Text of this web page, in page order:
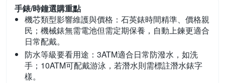
手錶/時鐘選購重點
機芯類型影響維護與價格： 石英錶時間精準、價格親
民；機械錶無需電池但需定期保養，自動上鍊更適合
日常配戴。
防水等級要看用途： 3ATM適合日常防潑水，如洗
手；10ATM可配戴游泳，若潛水則需標註潛水錶字
樣。